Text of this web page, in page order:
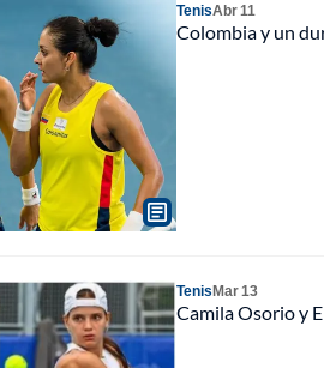
TenisAbr 11
Colombia y un
TenisMar 13
Camila Osorio y